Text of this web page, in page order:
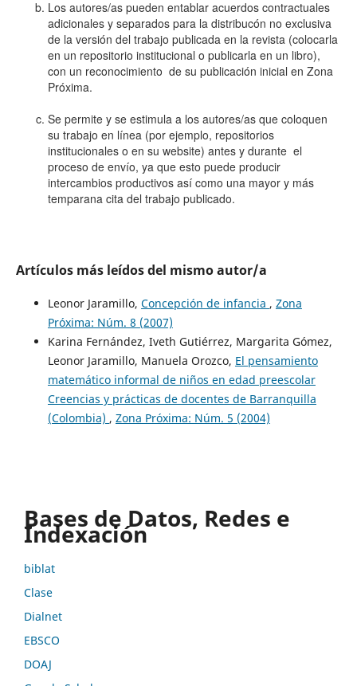
Los autores/as pueden entablar acuerdos contractuales
adicionales y separados para la distribucón no exclusiva
de la versión del trabajo publicada en la revista (colocarla
en un repositorio institucional o publicarla en un libro),
con un reconocimiento de su publicación inicial en Zona
Próxima.
Se permite y se estimula a los autores/as que coloquen
su trabajo en línea (por ejemplo, repositorios
institucionales o en su website) antes y durante el
proceso de envío, ya que esto puede producir
intercambios productivos así como una mayor y más
temparana cita del trabajo publicado.
Artículos más leídos del mismo autor/a
Leonor Jaramillo, Concepción de infancia , Zona
Próxima: Núm. 8 (2007)
Karina Fernández, Iveth Gutiérrez, Margarita Gómez,
Leonor Jaramillo, Manuela Orozco, El pensamiento
matemático informal de niños en edad preescolar
Creencias y prácticas de docentes de Barranquilla
(Colombia) , Zona Próxima: Núm. 5 (2004)
Bases de Datos, Redes e
Indexación
biblat
Clase
Dialnet
EBSCO
DOAJ